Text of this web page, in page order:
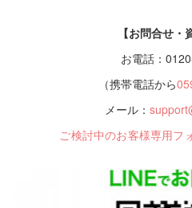
【お問合せ・
お電話：
（携帯電話から
メール：
ご検討中のお客様専用フ